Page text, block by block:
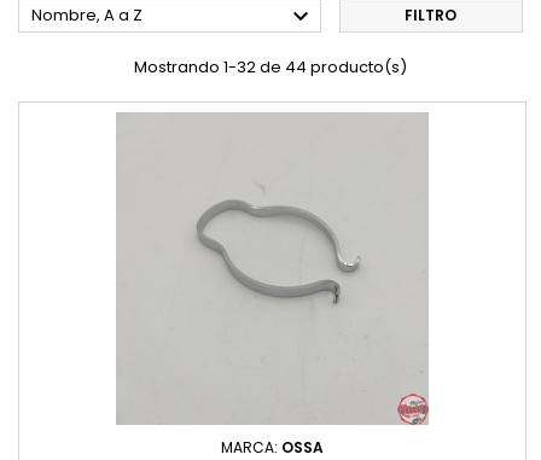
Nombre, A a Z  FILTRO
Mostrando 1-32 de 44 producto(s)
MARCA: OSSA